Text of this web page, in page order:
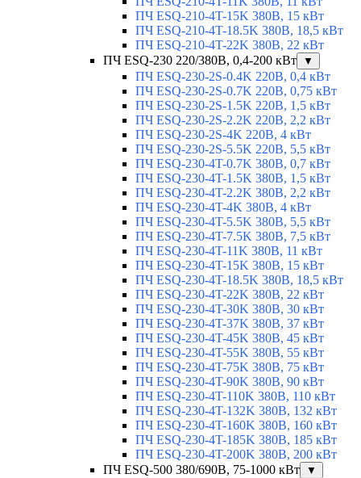
ПЧ ESQ-210-4T-15K 380В, 15 кВт
ПЧ ESQ-210-4T-18.5K 380В, 18,5 кВт
ПЧ ESQ-210-4T-22K 380В, 22 кВт
ПЧ ESQ-230 220/380В, 0,4-200 кВт
▼
ПЧ ESQ-230-2S-0.4K 220В, 0,4 кВт
ПЧ ESQ-230-2S-0.7K 220В, 0,75 кВт
ПЧ ESQ-230-2S-1.5K 220В, 1,5 кВт
ПЧ ESQ-230-2S-2.2K 220В, 2,2 кВт
ПЧ ESQ-230-2S-4K 220В, 4 кВт
ПЧ ESQ-230-2S-5.5K 220В, 5,5 кВт
ПЧ ESQ-230-4T-0.7K 380В, 0,7 кВт
ПЧ ESQ-230-4T-1.5K 380В, 1,5 кВт
ПЧ ESQ-230-4T-2.2K 380В, 2,2 кВт
ПЧ ESQ-230-4T-4K 380В, 4 кВт
ПЧ ESQ-230-4T-5.5K 380В, 5,5 кВт
ПЧ ESQ-230-4T-7.5K 380В, 7,5 кВт
ПЧ ESQ-230-4T-11K 380В, 11 кВт
ПЧ ESQ-230-4T-15K 380В, 15 кВт
ПЧ ESQ-230-4T-18.5K 380В, 18,5 кВт
ПЧ ESQ-230-4T-22K 380В, 22 кВт
ПЧ ESQ-230-4T-30K 380В, 30 кВт
ПЧ ESQ-230-4T-37K 380В, 37 кВт
ПЧ ESQ-230-4T-45K 380В, 45 кВт
ПЧ ESQ-230-4T-55K 380В, 55 кВт
ПЧ ESQ-230-4T-75K 380В, 75 кВт
ПЧ ESQ-230-4T-90K 380В, 90 кВт
ПЧ ESQ-230-4T-110K 380В, 110 кВт
ПЧ ESQ-230-4T-132K 380В, 132 кВт
ПЧ ESQ-230-4T-160K 380В, 160 кВт
ПЧ ESQ-230-4T-185K 380В, 185 кВт
ПЧ ESQ-230-4T-200K 380В, 200 кВт
ПЧ ESQ-500 380/690В, 75-1000 кВт
▼